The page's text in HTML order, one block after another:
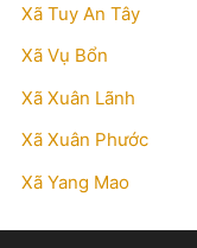
Xã Tuy An Tây
Xã Vụ Bổn
Xã Xuân Lãnh
Xã Xuân Phước
Xã Yang Mao